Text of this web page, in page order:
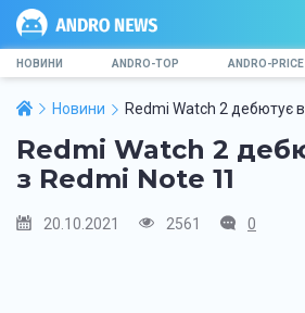
НОВИНИ ANDRO-TOP ANDRO-PRICE
Новини Redmi Watch 2 дебютує
Redmi Watch 2
з Redmi Note 11
20.10.2021 2561 0